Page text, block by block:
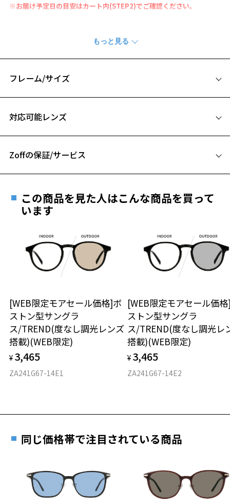
※お届け予定日の目安はカート内(STEP2)でご確認ください。
20％濃度のグラデーションレンズで、目元を美しく演出します。
軽量チタン素材を採用し、長時間かけても疲れにくい仕様に。
アクセサリー感覚で楽しめる、機能性とトレンド感を兼ね備えた1本で
す。
※こちらの商品は度なし専用となります
■高温(60℃以上)環境や急激な温度差は変形、表面層のひび割れの原
い。
■傷をつけるような金属と一緒にしまわないようご注意ください。
レンズの材質：プラスチック（コーティング）
レンズカラー：Z-ROSE_PK20G/ピンク系
レンズ枠の材質：チタン（塗装）
テンプルの材質：チタン（塗装）
紫外線透過率：0.1%以下
UV100%CUT ※ISO12312-1基準
株式会社インターメスティック
ゾフ・カスタマーサポート
TEL: 0120-013-883
フレーム/サイズ
B ブリッジ(鼻部分)の横幅：17mm
お持ちのZoffメガネサイズを確認するには？
仕上がり寸法
11g
※サングラス：レンズ込みの重さ
※着脱式サングラス：デモレンズ、アタッチメント込みの重さ
対応可能レンズ
フレームとレンズの合計料金を知りたい方へ
Zoffの保証/サービス
Zoffならではの安心サポート
安心1 フレーム１年間品質保証
商品不良により生じた破損等の不具合は、お渡し
日または発送日より１年間修理又は交換させて頂
※保証期間内に交換が行われた場合、保証期間は初期の期間から
延長されません。
安心2 視力測定無料
視力の変化を早めに発見するために、定期的な視
力測定をおすすめいたします。
グは、全国のZoff店舗にていつでも対応いたしま
す。
もっと見る
この商品を見た人はこんな商品を買って
います
[WEB限定モアセール価格]ボ
ストン型サングラ
ス/TREND(度なし調光レンズ
搭載)(WEB限定)
¥ 3,465
ZA241G67-14E1
[WEB限定モアセール価
ストン型サングラ
ス/TREND(度なし調光レ
搭載)(WEB限定)
¥ 3,465
ZA241G67-14E2
同じ価格帯で注目されている商品